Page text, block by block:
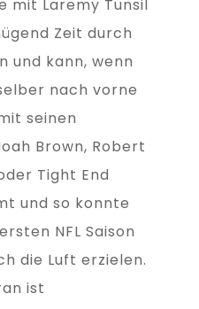
mit Laremy Tunsil
Zeit durch
und kann, wenn
nach vorne
seinen
Brown, Robert
Tight End
und so konnte
NFL Saison
die Luft erzielen.
ist